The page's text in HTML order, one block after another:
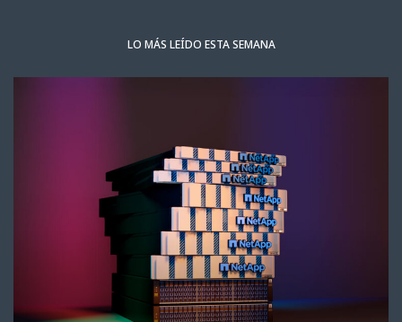
LO MÁS LEÍDO ESTA SEMANA